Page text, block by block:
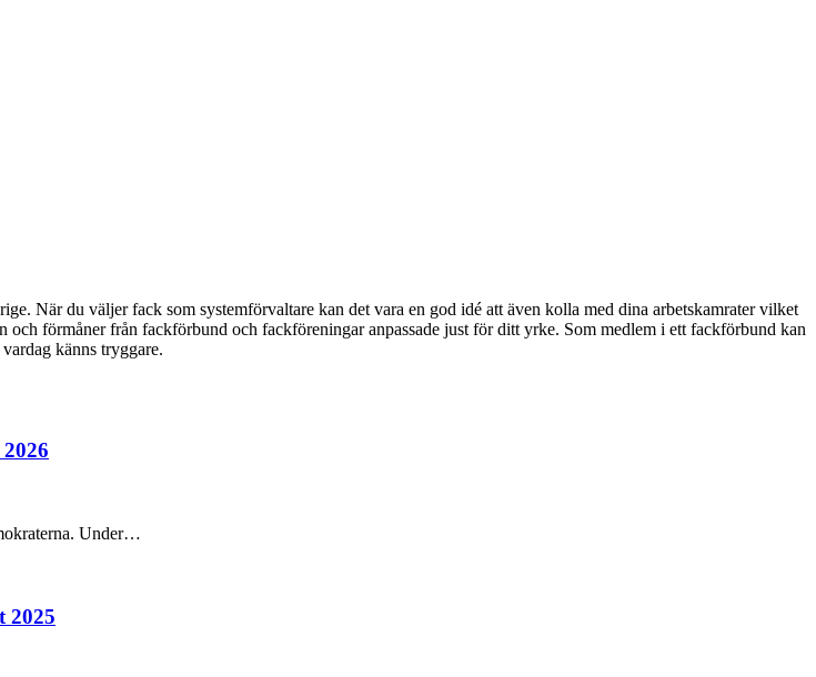
När du väljer fack som systemförvaltare kan det vara en god idé att även kolla med dina arbetskamrater vilket
förmåner från fackförbund och fackföreningar anpassade just för ditt yrke. Som medlem i ett fackförbund kan
känns tryggare.
Under…
2025